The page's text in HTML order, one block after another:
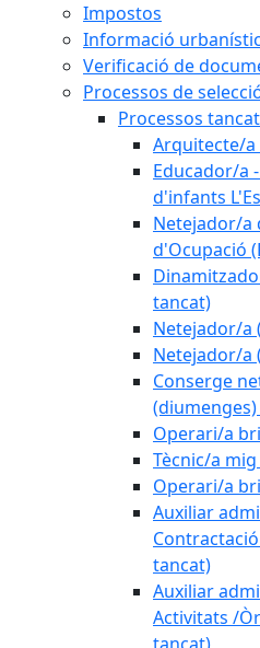
Impostos
Informació
Verificació de
Processos de
Processos
Arquitecte/
Educador/a
d'infants
Netejador/a
d'Ocupació
tancat)
Netejador/a
Netejador/a
Conserge
Operari/a
Tècnic/a
Operari/a
Auxiliar
tancat)
Auxiliar
Activitats /